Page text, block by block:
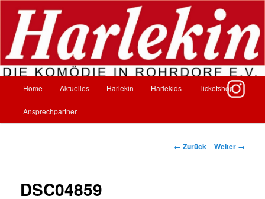
Inhalt
wechseln
Harlekin – Die Komödie in Rohrdorf
Home Aktuelles Harlekin Harlekids Ticketshop
Ansprechpartner
Bilder-
← Zurück Weiter →
DSC04859